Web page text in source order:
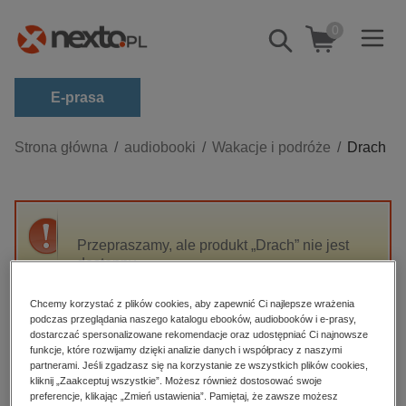
Pokaż/schowaj
wyszukiwarkę
0
E-prasa
Kategorie
biznesowe, branżowe, gospodarka
dzienniki
edukacja
hobby, sport, rozrywka
komputery, internet, technologie, informatyka
Strona główna audiobooki Wakacje i podróże Drach
Przepraszamy, ale produkt „Drach” nie jest
dostępny.
High-contrast mode
Polecane
Chcemy korzystać z plików cookies, aby zapewnić Ci najlepsze wrażenia
podczas przeglądania naszego katalogu ebooków, audiobooków i e-prasy,
dostarczać spersonalizowane rekomendacje oraz udostępniać Ci najnowsze
funkcje, które rozwijamy dzięki analizie danych i współpracy z naszymi
partnerami. Jeśli zgadzasz się na korzystanie ze wszystkich plików cookies,
kliknij „Zaakceptuj wszystkie”. Możesz również dostosować swoje
preferencje, klikając „Zmień ustawienia”. Pamiętaj, że zawsze możesz